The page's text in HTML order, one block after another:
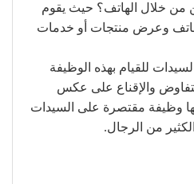
من خلال الهاتف؟ حيث يقوم
وعرض منتجات أو خدمات
للقيام بهذه الوظيفة
والإقناع على عكس
وظيفة مقتصرة على السيدات
من الرجال.